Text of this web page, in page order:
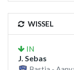
WISSEL
IN
J. Sebas